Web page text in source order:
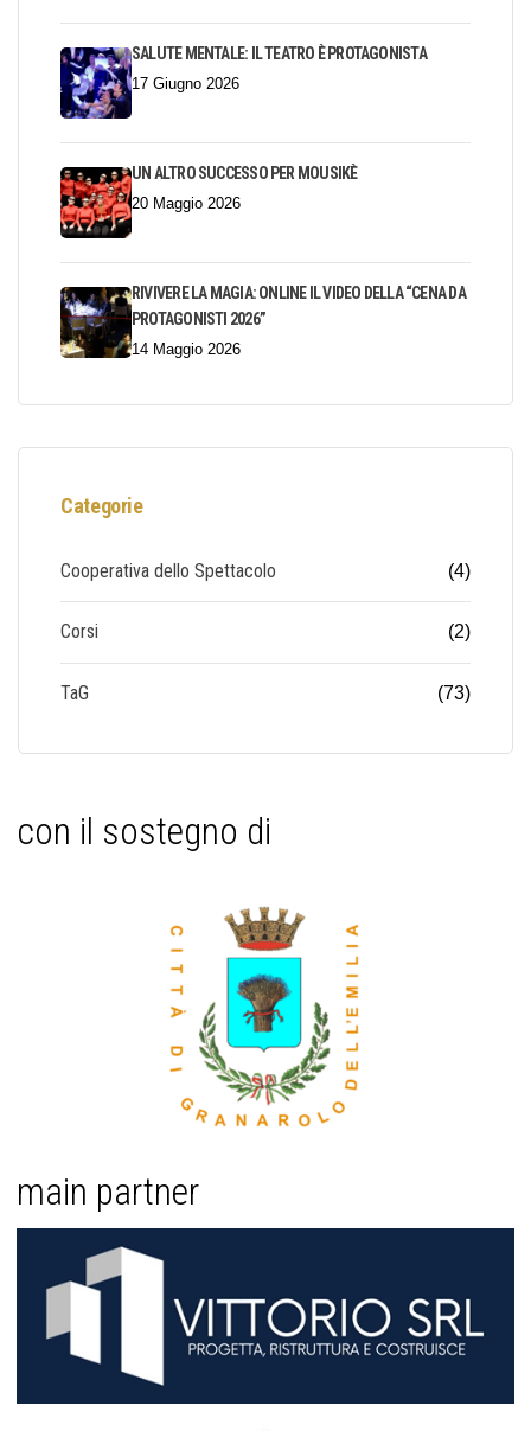
SALUTE MENTALE: IL TEATRO È PROTAGONISTA
17 Giugno 2026
UN ALTRO SUCCESSO PER MOUSIKÈ
20 Maggio 2026
RIVIVERE LA MAGIA: ONLINE IL VIDEO DELLA “CENA DA
PROTAGONISTI 2026”
14 Maggio 2026
Categorie
Cooperativa dello Spettacolo (4)
Corsi (2)
TaG (73)
con il sostegno di
main partner